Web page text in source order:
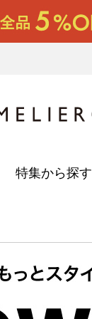
特集から探す